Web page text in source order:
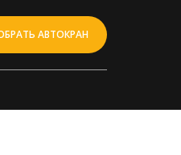
АВТОКРАН